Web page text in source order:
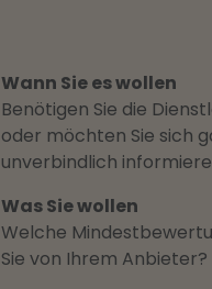
Wann Sie es wollen
Benötigen Sie die
oder möchten Sie sich
unverbindlich
Was Sie wollen
Welche
Sie von Ihrem Anbieter?